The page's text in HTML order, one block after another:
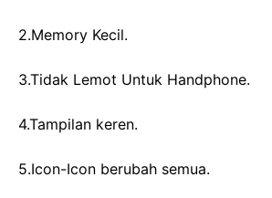
2.Memory Kecil.
3.Tidak Lemot Untuk Handphone.
4.Tampilan keren.
5.Icon-Icon berubah semua.